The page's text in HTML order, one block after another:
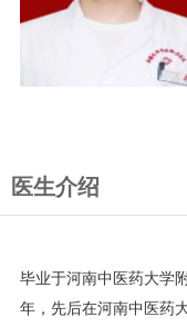
医生介绍
毕业于河南中医药大学
年，先后在河南中医药